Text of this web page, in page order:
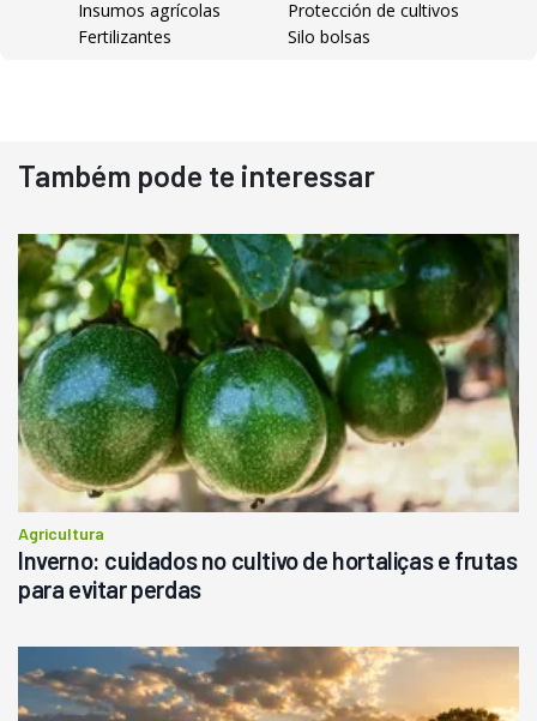
Pá Carregadeira Cat 966
Ano 1987
R$ 145.000
Consultar
Insumos agrícolas
Protección de cultivos
Fertilizantes
Silo bolsas
Também pode te interessar
Agricultura
Inverno: cuidados no cultivo de hortaliças e frutas
para evitar perdas